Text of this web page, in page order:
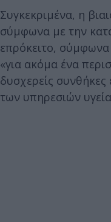
Συγκεκριμένα, η
σύμφωνα με την
επρόκειτο,
«για ακόμα ένα
δυσχερείς
των υπηρεσιών